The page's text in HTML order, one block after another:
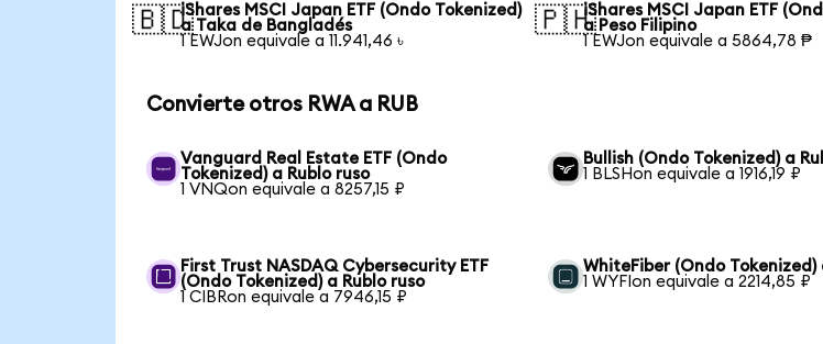
🇧🇩iShares MSCI Japan ETF (Ondo Tokenized)
a Taka de Bangladés
1 EWJon equivale a 11.941,46 ৳
🇵🇭iShares MSCI Japan ETF
a Peso Filipino
1 EWJon equivale a 5864,78 ₱
Convierte otros RWA a RUB
Vanguard Real Estate ETF (Ondo
Tokenized) a Rublo ruso
1 VNQon equivale a 8257,15 ₽
Bullish (Ondo Tokenized) a
1 BLSHon equivale a 1916,19 ₽
First Trust NASDAQ Cybersecurity ETF
(Ondo Tokenized) a Rublo ruso
1 CIBRon equivale a 7946,15 ₽
WhiteFiber (Ondo Tokenized)
1 WYFIon equivale a 2214,85 ₽